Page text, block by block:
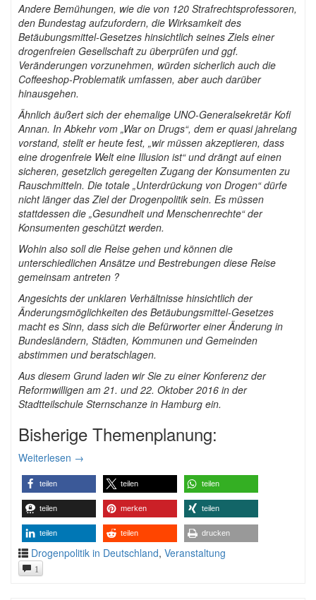
Andere Bemühungen, wie die von 120 Strafrechtsprofessoren,
den Bundestag aufzufordern, die Wirksamkeit des
Betäubungsmittel-Gesetzes hinsichtlich seines Ziels einer
drogenfreien Gesellschaft zu überprüfen und ggf.
Veränderungen vorzunehmen, würden sicherlich auch die
Coffeeshop-Problematik umfassen, aber auch darüber
hinausgehen.
Ähnlich äußert sich der ehemalige UNO-Generalsekretär Kofi
Annan. In Abkehr vom „War on Drugs“, dem er quasi jahrelang
vorstand, stellt er heute fest, „wir müssen akzeptieren, dass
eine drogenfreie Welt eine Illusion ist“ und drängt auf einen
sicheren, gesetzlich geregelten Zugang der Konsumenten zu
Rauschmitteln. Die totale „Unterdrückung von Drogen“ dürfe
nicht länger das Ziel der Drogenpolitik sein. Es müssen
stattdessen die „Gesundheit und Menschenrechte“ der
Konsumenten geschützt werden.
Wohin also soll die Reise gehen und können die
unterschiedlichen Ansätze und Bestrebungen diese Reise
gemeinsam antreten ?
Angesichts der unklaren Verhältnisse hinsichtlich der
Änderungsmöglichkeiten des Betäubungsmittel-Gesetzes
macht es Sinn, dass sich die Befürworter einer Änderung in
Bundesländern, Städten, Kommunen und Gemeinden
abstimmen und beratschlagen.
Aus diesem Grund laden wir Sie zu einer Konferenz der
Reformwilligen am 21. und 22. Oktober 2016 in der
Stadtteilschule Sternschanze in Hamburg ein.
Bisherige Themenplanung:
Weiterlesen →
teilen teilen teilen
teilen merken teilen
teilen teilen drucken
Drogenpolitik in Deutschland, Veranstaltung
1